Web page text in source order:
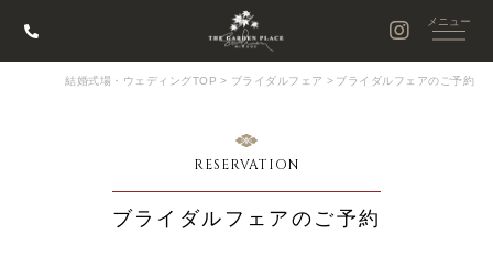
結婚式場・ウェディングTOP > ブライダルフェア > ブライダルフェアのご予約
RESERVATION
ブライダルフェアのご予約